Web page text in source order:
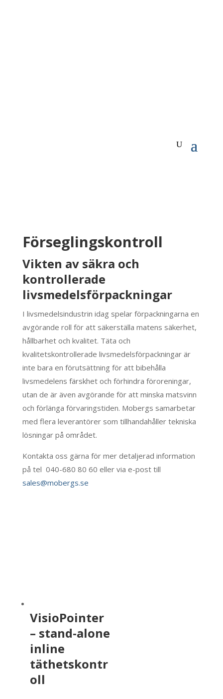
Förseglingskontroll
Vikten av säkra och
kontrollerade
livsmedelsförpackningar
I livsmedelsindustrin idag spelar förpackningarna en
avgörande roll för att säkerställa matens säkerhet,
hållbarhet och kvalitet. Täta och
kvalitetskontrollerade livsmedelsförpackningar är
inte bara en förutsättning för att bibehålla
livsmedelens färskhet och förhindra föroreningar,
utan de är även avgörande för att minska matsvinn
och förlänga förvaringstiden. Mobergs samarbetar
med flera leverantörer som tillhandahåller tekniska
lösningar på området.
Kontakta oss gärna för mer detaljerad information
på tel 040-680 80 60 eller via e-post till
sales@mobergs.se
VisioPointer
– stand-alone
inline
täthetskontr
oll